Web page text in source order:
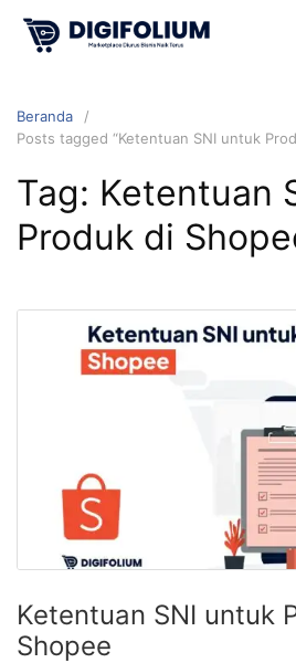
Beranda
Posts tagged “Ketentuan SNI untuk
Tag: Ketentuan
Produk di
Ketentuan SNI untuk
Shopee